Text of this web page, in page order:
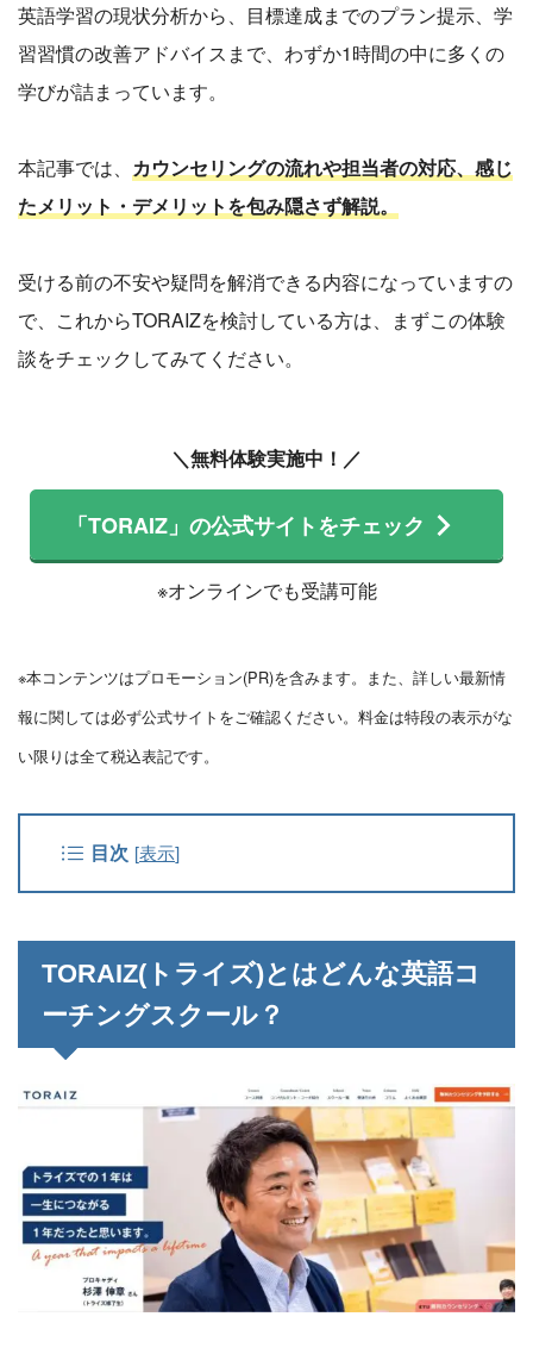
英語学習の現状分析から、目標達成までのプラン提示、学
習習慣の改善アドバイスまで、わずか1時間の中に多くの
学びが詰まっています。
本記事では、 カウンセリングの流れや担当者の対応、感じ
たメリット・デメリットを包み隠さず解説。
受ける前の不安や疑問を解消できる内容になっていますの
で、これからTORAIZを検討している方は、まずこの体験
談をチェックしてみてください。
＼無料体験実施中！／
「TORAIZ」の公式サイトをチェック
※オンラインでも受講可能
※本コンテンツはプロモーション(PR)を含みます。また、詳しい最新情
報に関しては必ず公式サイトをご確認ください。料金は特段の表示がな
い限りは全て税込表記です。
目次 [表示]
TORAIZ(トライズ)とはどんな英語コ
ーチングスクール？